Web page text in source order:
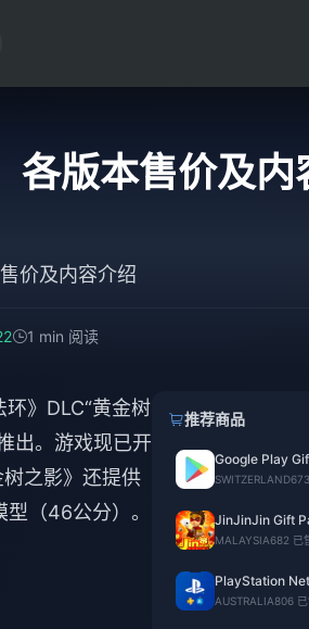
各版本售价及内
价及内容介绍
1 min 阅读
》DLC“黄金树
出。游戏现已开
之影》还提供
（46公分）。
推荐商品
Google Play
SWITZERLAND
JinJinJin Gift
MALAYSIA682 已
PlayStation
AUSTRALIA806 已